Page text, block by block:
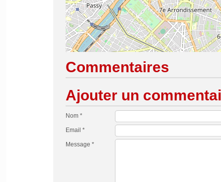
Commentaires
Ajouter un
Nom *
Email *
Message *